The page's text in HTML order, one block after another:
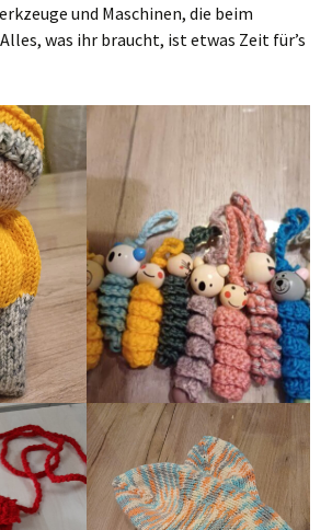
und Maschinen, die beim
was ihr braucht, ist etwas Zeit für’s